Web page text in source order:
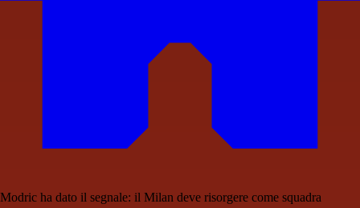
Modric ha dato il segnale: il Milan deve risorgere come squadra